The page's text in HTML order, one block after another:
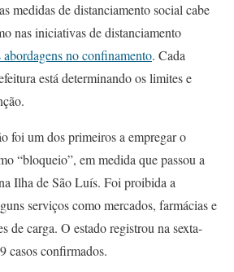
medidas de distanciamento social cabe
nas iniciativas de distanciamento
abordagens no confinamento. Cada
está determinando os limites e
foi um dos primeiros a empregar o
“bloqueio”, em medida que passou a
Ilha de São Luís. Foi proibida a
serviços como mercados, farmácias e
de carga. O estado registrou na sexta-
casos confirmados.